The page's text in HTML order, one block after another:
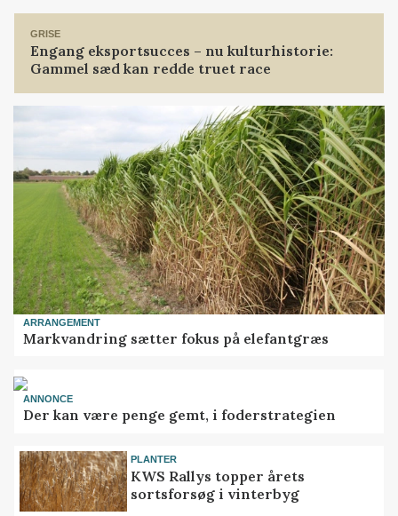
GRISE
Engang eksportsucces – nu kulturhistorie:
Gammel sæd kan redde truet race
ARRANGEMENT
Markvandring sætter fokus på elefantgræs
ANNONCE
Der kan være penge gemt, i foderstrategien
PLANTER
KWS Rallys topper årets
sortsforsøg i vinterbyg